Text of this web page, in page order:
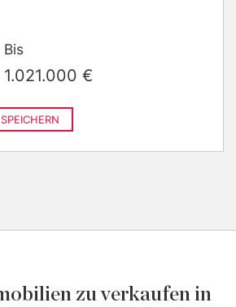
Bis
1.021.000 €
SPEICHERN
zu verkaufen in